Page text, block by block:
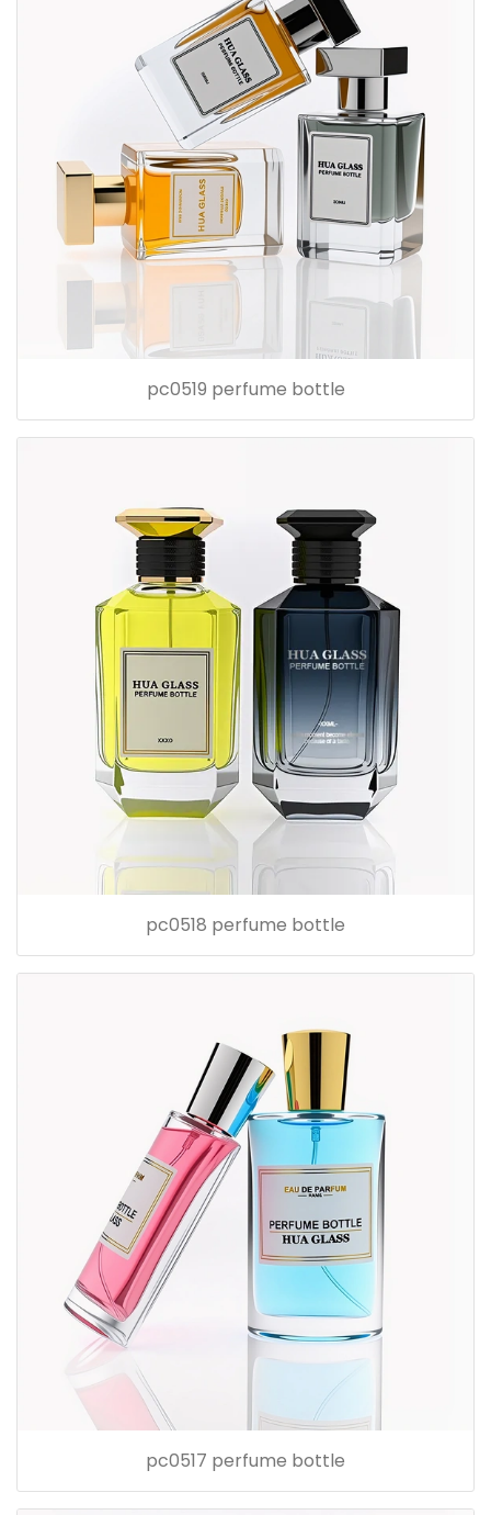
pc0519 perfume bottle
pc0518 perfume bottle
pc0517 perfume bottle